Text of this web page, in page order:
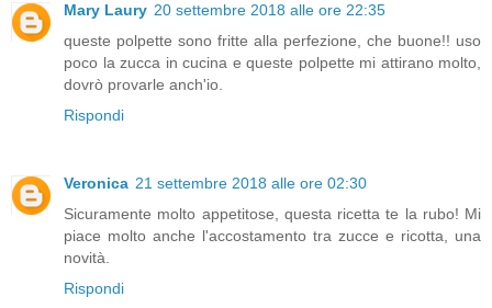
Mary Laury 20 settembre 2018 alle ore 22:35
queste polpette sono fritte alla perfezione, che buone!! uso
poco la zucca in cucina e queste polpette mi attirano molto,
dovrò provarle anch'io.
Rispondi
Veronica 21 settembre 2018 alle ore 02:30
Sicuramente molto appetitose, questa ricetta te la rubo! Mi
piace molto anche l'accostamento tra zucce e ricotta, una
novità.
Rispondi